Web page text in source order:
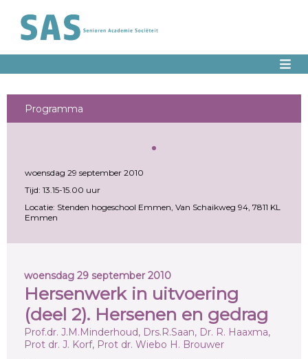
Programma
woensdag 29 september 2010
Tijd: 13.15-15.00 uur
Locatie: Stenden hogeschool Emmen, Van Schaikweg 94, 7811 KL
Emmen
woensdag 29 september 2010
Hersenwerk in uitvoering
(deel 2). Hersenen en gedrag
Prof.dr. J.M.Minderhoud, Drs.R.Saan, Dr. R. Haaxma,
Prot dr. J. Korf, Prot dr. Wiebo H. Brouwer